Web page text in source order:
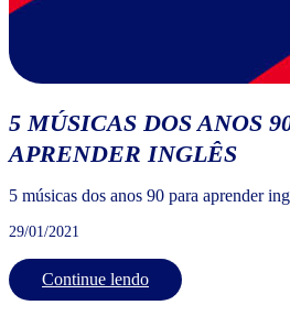
5 MÚSICAS DOS ANOS
APRENDER INGLÊS
5 músicas dos anos 90 para aprender
29/01/2021
Continue lendo